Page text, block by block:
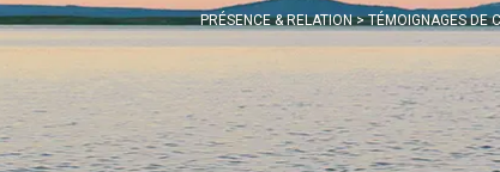
PRÉSENCE & RELATION>TÉMOIGNAGES DE